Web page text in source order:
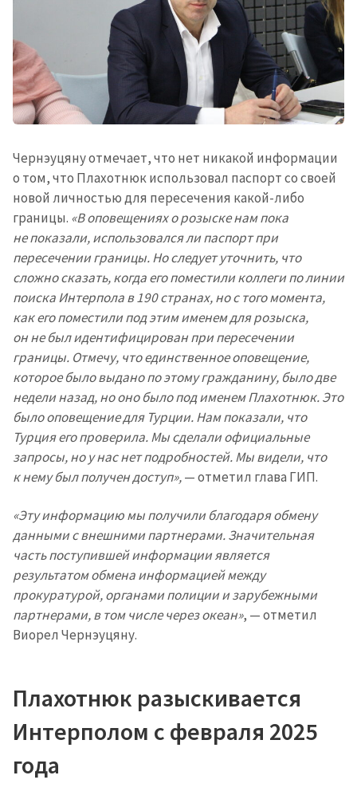
Чернэуцяну отмечает, что нет никакой информации
о том, что Плахотнюк использовал паспорт со своей
новой личностью для пересечения какой-либо
границы. «В оповещениях о розыске нам пока
не показали, использовался ли паспорт при
пересечении границы. Но следует уточнить, что
сложно сказать, когда его поместили коллеги по линии
поиска Интерпола в 190 странах, но с того момента,
как его поместили под этим именем для розыска,
он не был идентифицирован при пересечении
границы. Отмечу, что единственное оповещение,
которое было выдано по этому гражданину, было две
недели назад, но оно было под именем Плахотнюк. Это
было оповещение для Турции. Нам показали, что
Турция его проверила. Мы сделали официальные
запросы, но у нас нет подробностей. Мы видели, что
к нему был получен доступ»,— отметил глава ГИП.
«Эту информацию мы получили благодаря обмену
данными с внешними партнерами. Значительная
часть поступившей информации является
результатом обмена информацией между
прокуратурой, органами полиции и зарубежными
партнерами, в том числе через океан», — отметил
Виорел Чернэуцяну.
Плахотнюк разыскивается
Интерполом с февраля 2025
года